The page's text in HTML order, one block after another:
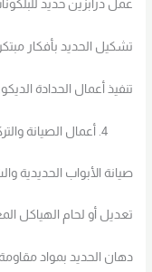
عمل درابزين حديد
تشكيل الحديد بأفكار
تنفيذ أعمال الحدادة
أعمال الصيانة
صيانة الأبواب الحديدية
تعديل أو لحام الهياكل
دهان الحديد بمواد